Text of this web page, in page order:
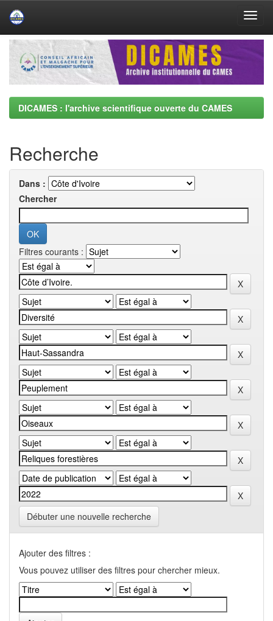
Skip
navigation
DICAMES : l'archive scientifique ouverte du CAMES
Recherche
Dans :
Chercher
Filtres courants :
Débuter une nouvelle recherche
Ajouter des filtres :
Vous pouvez utiliser des filtres pour chercher mieux.